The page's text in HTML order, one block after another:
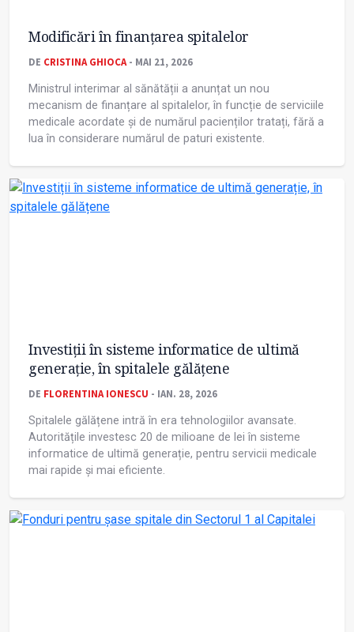
Modificări în finanțarea spitalelor
DE CRISTINA GHIOCA- MAI 21, 2026
Ministrul interimar al sănătății a anunțat un nou
mecanism de finanțare al spitalelor, în funcție de serviciile
medicale acordate și de numărul pacienților tratați, fără a
lua în considerare numărul de paturi existente.
Investiții în sisteme informatice de ultimă
generație, în spitalele gălățene
DE FLORENTINA IONESCU - IAN. 28, 2026
Spitalele gălățene intră în era tehnologiilor avansate.
Autoritățile investesc 20 de milioane de lei în sisteme
informatice de ultimă generație, pentru servicii medicale
mai rapide și mai eficiente.